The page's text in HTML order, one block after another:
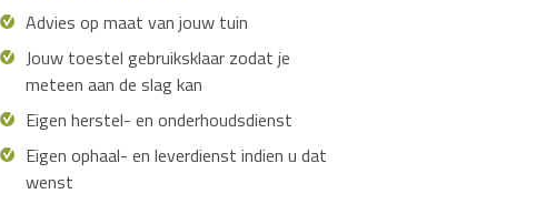
Advies op maat van jouw tuin
Jouw toestel gebruiksklaar zodat je
meteen aan de slag kan
Eigen herstel- en onderhoudsdienst
Eigen ophaal- en leverdienst indien u dat
wenst